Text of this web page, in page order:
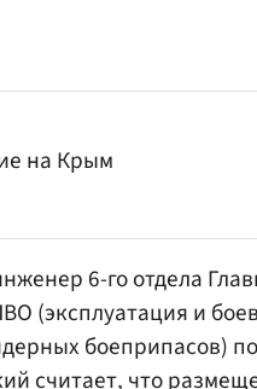
на Крым
6-го отдела
(эксплуатация и
боеприпасов)
считает, что